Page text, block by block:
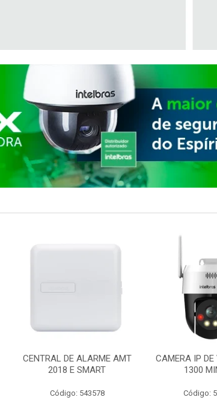
CENTRAL DE ALARME AMT
2018 E SMART
Código: 543578
CAMERA IP
1300
Código: